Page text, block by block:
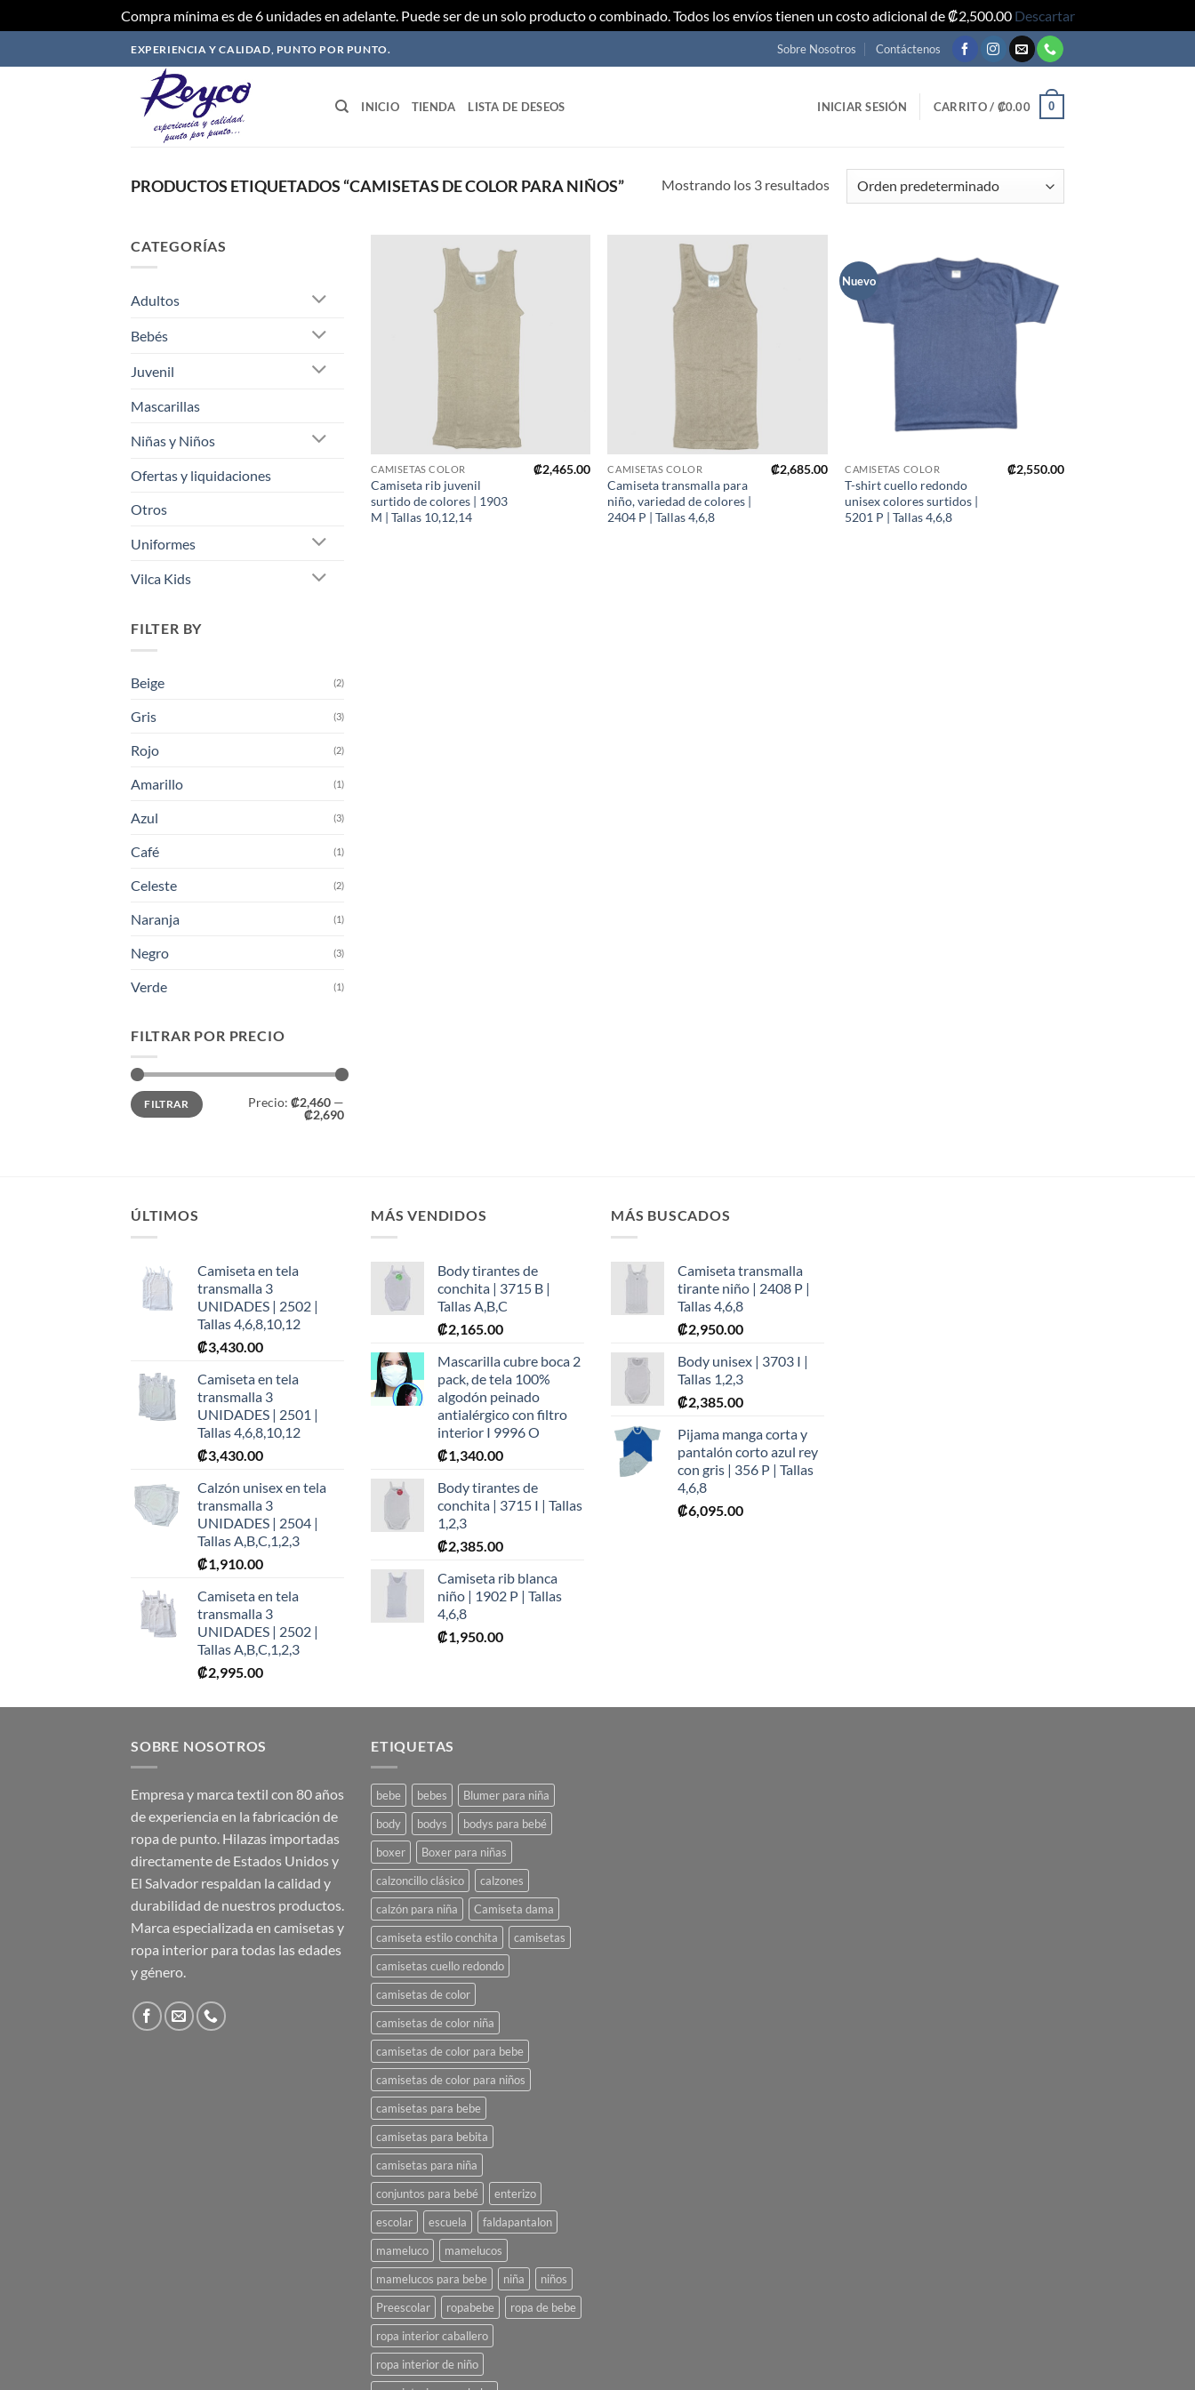
Compra mínima es de 6 unidades en adelante. Puede ser de un solo producto o combinado. Todos los envíos tienen un costo adicional de ₡2,500.00 Descartar
al
EXPERIENCIA Y CALIDAD, PUNTO POR PUNTO. Sobre Nosotros Contáctenos
INICIO TIENDA LISTA DE DESEOS INICIAR SESIÓN CARRITO / ₡0.00 0
PRODUCTOS ETIQUETADOS “CAMISETAS DE COLOR PARA NIÑOS” Mostrando los 3 resultados
CATEGORÍAS
Adultos
Bebés
Juvenil
Mascarillas
Niñas y Niños
Ofertas y liquidaciones
Otros
Uniformes
Vilca Kids
FILTER BY
Beige (2)
Gris (3)
Rojo (2)
Amarillo (1)
Azul (3)
Café (1)
Celeste (2)
Naranja (1)
Negro (3)
Verde (1)
FILTRAR POR PRECIO
Precio
mínimo
Precio
máximo
FILTRAR Precio: ₡2,460 —
₡2,690
CAMISETAS COLOR
Camiseta rib juvenil
surtido de colores | 1903
M | Tallas 10,12,14
₡2,465.00 CAMISETAS COLOR
Camiseta transmalla para
niño, variedad de colores |
2404 P | Tallas 4,6,8
₡2,685.00
Nuevo
Añadir
lista de
deseos
CAMISETAS COLOR
T-shirt cuello redondo
unisex colores surtidos |
5201 P | Tallas 4,6,8
₡2,550.00
ÚLTIMOS
Camiseta en tela
transmalla 3
UNIDADES | 2502 |
Tallas 4,6,8,10,12
₡3,430.00
Camiseta en tela
transmalla 3
UNIDADES | 2501 |
Tallas 4,6,8,10,12
₡3,430.00
Calzón unisex en tela
transmalla 3
UNIDADES | 2504 |
Tallas A,B,C,1,2,3
₡1,910.00
Camiseta en tela
transmalla 3
UNIDADES | 2502 |
Tallas A,B,C,1,2,3
₡2,995.00
MÁS VENDIDOS
Body tirantes de
conchita | 3715 B |
Tallas A,B,C
₡2,165.00
Mascarilla cubre boca 2
pack, de tela 100%
algodón peinado
antialérgico con filtro
interior I 9996 O
₡1,340.00
Body tirantes de
conchita | 3715 I | Tallas
1,2,3
₡2,385.00
Camiseta rib blanca
niño | 1902 P | Tallas
4,6,8
₡1,950.00
MÁS BUSCADOS
Camiseta transmalla
tirante niño | 2408 P |
Tallas 4,6,8
₡2,950.00
Body unisex | 3703 I |
Tallas 1,2,3
₡2,385.00
Pijama manga corta y
pantalón corto azul rey
con gris | 356 P | Tallas
4,6,8
₡6,095.00
SOBRE NOSOTROS
Empresa y marca textil con 80 años
de experiencia en la fabricación de
ropa de punto. Hilazas importadas
directamente de Estados Unidos y
El Salvador respaldan la calidad y
durabilidad de nuestros productos.
Marca especializada en camisetas y
ropa interior para todas las edades
y género.
ETIQUETAS
bebe bebes
Blumer para niña
body
bodys
bodys para bebé
boxer
Boxer para niñas
calzoncillo clásico
calzones
calzón para niña
Camiseta dama
camiseta estilo conchita
camisetas
camisetas cuello redondo
camisetas de color
camisetas de color niña
camisetas de color para bebe
camisetas de color para niños
camisetas para bebe
camisetas para bebita
camisetas para niña
conjuntos para bebé
enterizo
escolar
escuela
faldapantalon
mameluco
mamelucos
mamelucos para bebe
niña
niños
Preescolar
ropabebe
ropa de bebe
ropa interior caballero
ropa interior de niño